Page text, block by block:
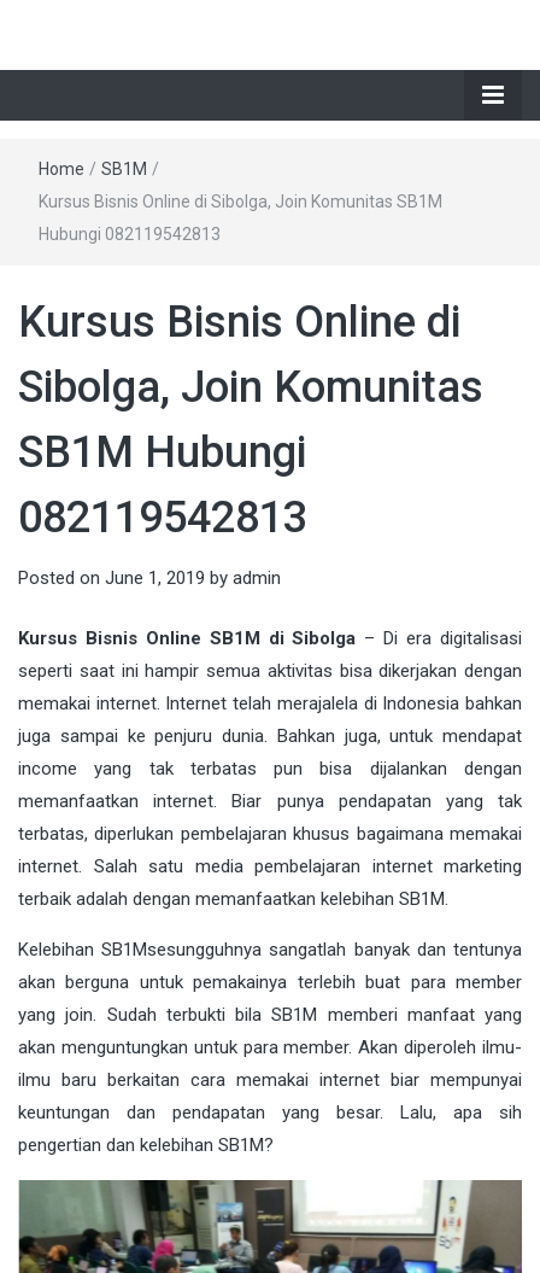
Home / SB1M /
Kursus Bisnis Online di Sibolga, Join Komunitas SB1M
Hubungi 082119542813
Kursus Bisnis Online di
Sibolga, Join Komunitas
SB1M Hubungi
082119542813
Posted on June 1, 2019 by admin
Kursus Bisnis Online SB1M di Sibolga – Di eradigitalisasi
seperti saat ini hampir semua aktivitas bisa dikerjakan dengan
memakai internet. Internet telah merajalela di Indonesia bahkan
juga sampai ke penjuru dunia. Bahkan juga, untuk mendapat
income yang tak terbatas pun bisa dijalankan dengan
memanfaatkan internet. Biar punya pendapatan yang tak
terbatas, diperlukan pembelajaran khusus bagaimana memakai
internet. Salah satu media pembelajaran internet marketing
terbaik adalah dengan memanfaatkan kelebihan SB1M
KelebihanSB1Msesungguhnya sangatlah banyak dan tentunya
akan berguna untuk pemakainya terlebih buat para member
yang join. Sudah terbukti bila SB1M memberi manfaat yang
akan menguntungkan untuk para member. Akan diperoleh ilmu-
ilmu baru berkaitan cara memakai internet biar mempunyai
keuntungan dan pendapatan yang besar. Lalu, apa sih
pengertian dan kelebihan SB1M?